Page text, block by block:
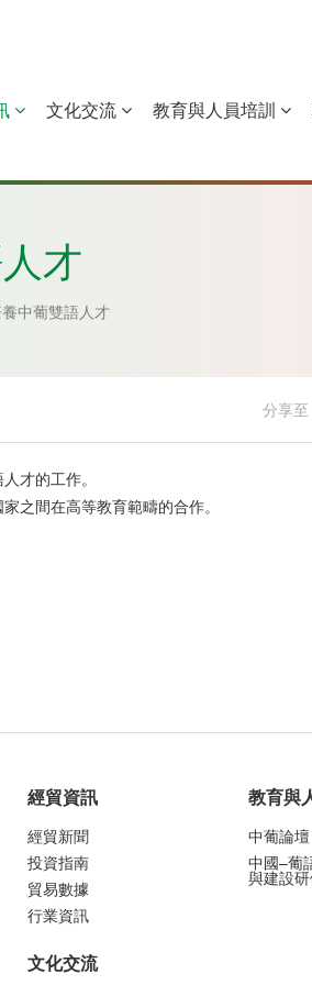
克 葡萄牙 聖多美和普林西
文化交流 教育與人員培訓
才
中葡雙語人才
分享至
才的工作。
之間在高等教育範疇的合作。
經貿資訊
經貿新聞
投資指南
貿易數據
行業資訊
文化交流
教育與
中葡論
中國–葡
與建設